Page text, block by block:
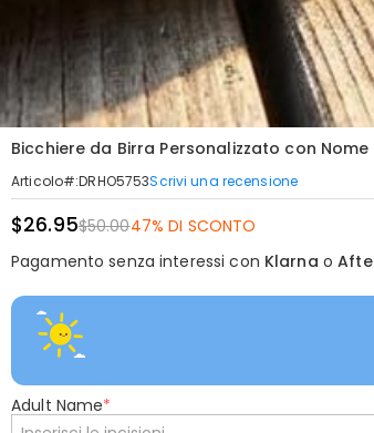
Bicchiere da Birra Personalizzato con
Articolo#:DRHO5753Scrivi una recensione
$26.95$50.0047% DI SCONTO
Pagamento senza interessi con Klarna o
Adult Name*